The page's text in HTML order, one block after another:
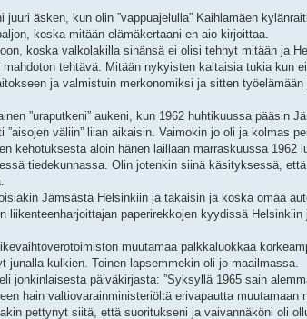
juuri äsken, kun olin ”vappuajelulla” Kaihlamäen
koska mitään elämäkertaani en aio kirjoittaa.
koska valkolakilla sinänsä ei olisi tehnyt mitään ja
tehtävä. Mitään nykyisten kaltaisia tukia kun
ja valmistuin merkonomiksi ja sitten
”uraputkeni” aukeni, kun 1962 huhtikuussa pääsin
väliin” liian aikaisin. Vaimokin jo oli ja kolmas
kehotuksesta aloin hänen laillaan marraskuussa
tiedekunnassa. Olin jotenkin siinä käsityksessä,
Jämsästä Helsinkiin ja takaisin ja koska omaa
liikenteenharjoittajan paperirekkojen kyydissä
muutamaa palkkaluokkaa
junalla kulkien. Toinen lapsemmekin oli jo maailmassa.
jonkinlaisesta päiväkirjasta: ”Syksyllä 1965 sain
hain valtiovarainministeriöltä erivapautta muutamaan
pettynyt siitä, että suoritukseni ja vaivannäköni oli